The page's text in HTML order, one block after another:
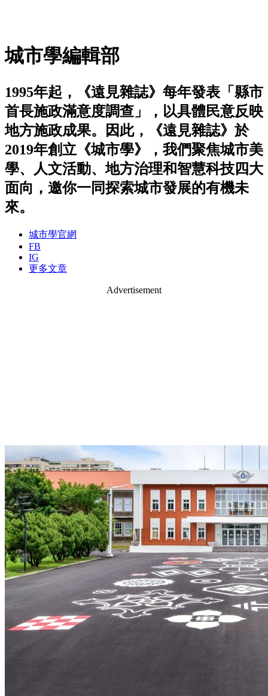
城市學編輯部
1995年起，《遠見雜誌》每年發表「縣市
首長施政滿意度調查」，以具體民意反映
地方施政成果。因此，《遠見雜誌》於
2019年創立《城市學》，我們聚焦城市美
學、人文活動、地方治理和智慧科技四大
面向，邀你一同探索城市發展的有機未
來。
城市學官網
FB
IG
更多文章
Advertisement